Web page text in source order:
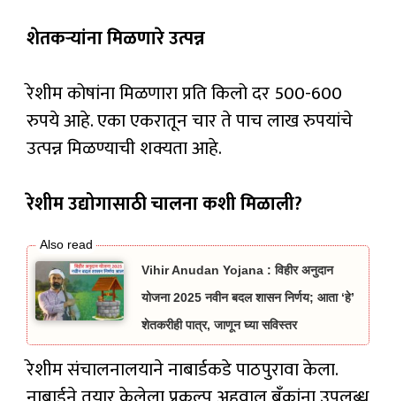
शेतकऱ्यांना मिळणारे उत्पन्न
रेशीम कोषांना मिळणारा प्रति किलो दर 500-600
रुपये आहे. एका एकरातून चार ते पाच लाख रुपयांचे
उत्पन्न मिळण्याची शक्यता आहे.
रेशीम उद्योगासाठी चालना कशी मिळाली?
Vihir Anudan Yojana : विहीर अनुदान
योजना 2025 नवीन बदल शासन निर्णय; आता ‘हे’
शेतकरीही पात्र, जाणून घ्या सविस्तर
रेशीम संचालनालयाने नाबार्डकडे पाठपुरावा केला.